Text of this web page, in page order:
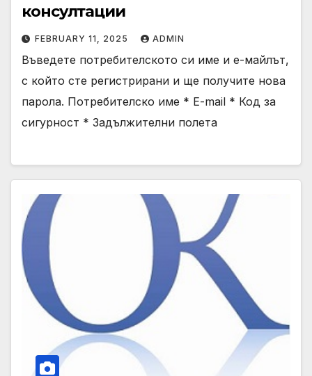
консултации
FEBRUARY 11, 2025 ADMIN
Въведете потребителското си име и е-майлът,
с който сте регистрирани и ще получите нова
парола. Потребителско име * E-mail * Код за
сигурност * Задължителни полета